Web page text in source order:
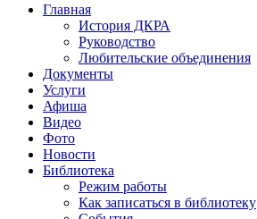
Главная
История ДКРА
Руководство
Любительские объединения
Документы
Услуги
Афиша
Видео
Фото
Новости
Библиотека
Режим работы
Как записаться в библиотеку